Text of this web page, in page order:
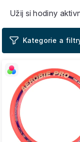
Užij si hodiny
ý
p
i
s
r
o
d
u